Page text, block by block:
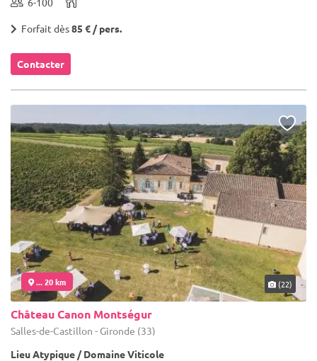
Forfait dès85 € / pers.
Contacter
... 20 km (22)
Château Canon Montségur
Salles-de-Castillon - Gironde (33)
Lieu Atypique / Domaine Viticole